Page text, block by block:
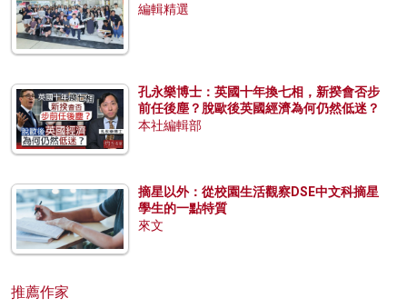
編輯精選
孔永樂博士：英國十年換七相，新揆會否步
前任後塵？脫歐後英國經濟為何仍然低迷？
本社編輯部
摘星以外：從校園生活觀察DSE中文科摘星
學生的一點特質
來文
推薦作家